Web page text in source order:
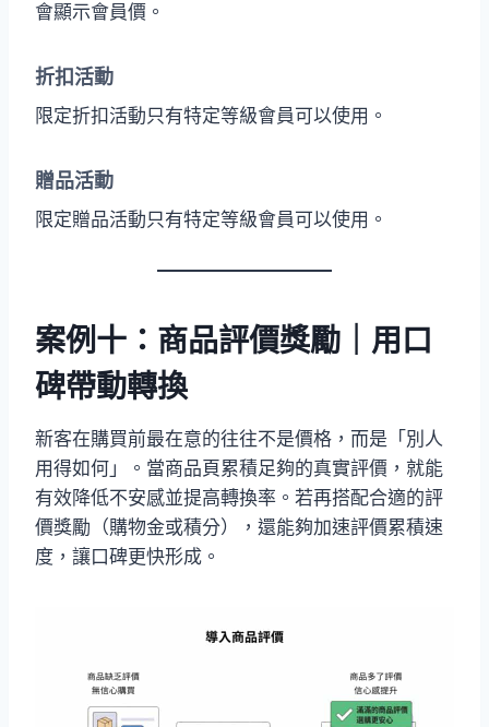
會顯示會員價。
折扣活動
限定折扣活動只有特定等級會員可以使用。
贈品活動
限定贈品活動只有特定等級會員可以使用。
案例十：商品評價獎勵｜用口
碑帶動轉換
新客在購買前最在意的往往不是價格，而是「別人
用得如何」。當商品頁累積足夠的真實評價，就能
有效降低不安感並提高轉換率。若再搭配合適的評
價獎勵（購物金或積分），還能夠加速評價累積速
度，讓口碑更快形成。